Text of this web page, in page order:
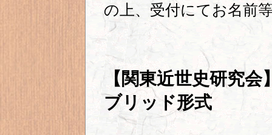
の上、受付にてお名前
【関東近世史研究
ブリッド形式